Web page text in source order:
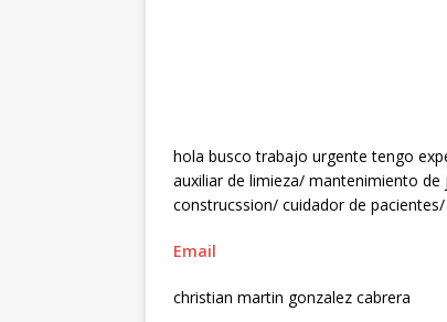
hola busco trabajo urgente tengo
auxiliar de limieza/ mantenimiento
construcssion/ cuidador de
Email
christian martin gonzalez cabrera